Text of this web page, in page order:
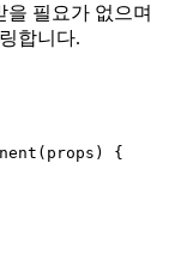
을 필요가 없으며
합니다.
{